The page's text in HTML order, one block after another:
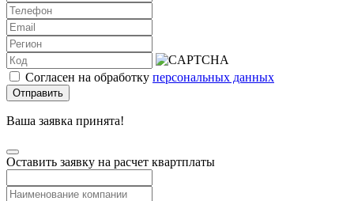
Согласен на обработку персональных данных
Отправить
Ваша заявка принята!
Оставить заявку на расчет квартплаты